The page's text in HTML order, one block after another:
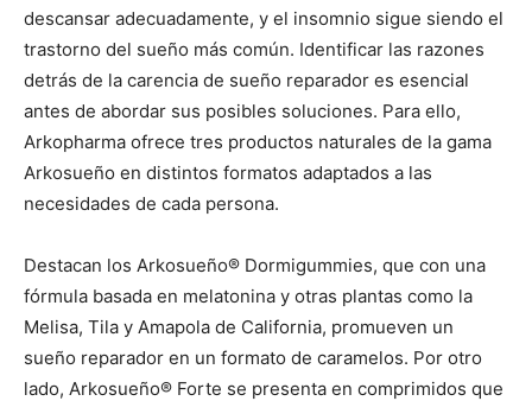
descansar adecuadamente, y el insomnio sigue siendo el
trastorno del sueño más común. Identificar las razones
detrás de la carencia de sueño reparador es esencial
antes de abordar sus posibles soluciones. Para ello,
Arkopharma ofrece tres productos naturales de la gama
Arkosueño en distintos formatos adaptados a las
necesidades de cada persona.
Destacan los Arkosueño® Dormigummies, que con una
fórmula basada en melatonina y otras plantas como la
Melisa, Tila y Amapola de California, promueven un
sueño reparador en un formato de caramelos. Por otro
lado, Arkosueño® Forte se presenta en comprimidos que